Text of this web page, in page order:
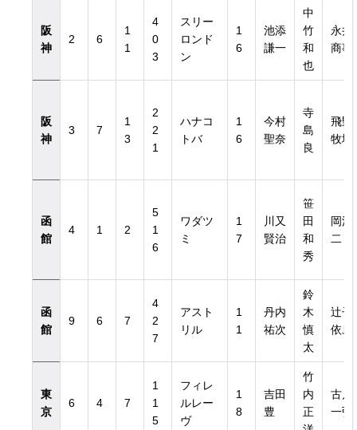
阪
神
2 6
1
1
4
0
3
スリー
ロンド
ン
1
6
池添
謙一
中
竹
和
也
永井
商事
阪
神
3 7
1
3
2
2
1
ハナコ
トバ
1
6
今村
聖奈
寺
島
良
飛野
牧場
函
館
4 1 2
5
1
6
ワダツ
ミ
1
7
川又
賢治
笹
田
和
秀
岡浩
二
函
館
9 6 7
4
2
7
アスト
リル
1
1
丹内
祐次
鈴
木
慎
太
辻子
依旦
東
京
6 4 7
1
1
5
フィレ
ルレー
ヴ
1
8
吉田
豊
竹
内
正
古川
一弘